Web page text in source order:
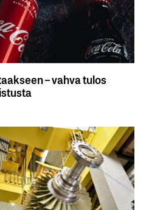
– vahva tulos